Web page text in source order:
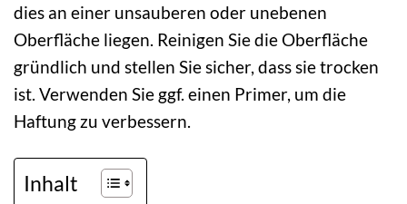
dies an einer unsauberen oder unebenen
Oberfläche liegen. Reinigen Sie die Oberfläche
gründlich und stellen Sie sicher, dass sie trocken
ist. Verwenden Sie ggf. einen Primer, um die
Haftung zu verbessern.
Inhalt